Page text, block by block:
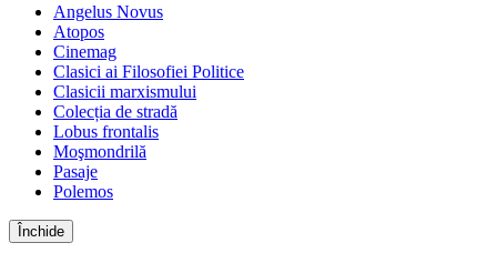
Angelus Novus
Atopos
Cinemag
Clasici ai Filosofiei Politice
Clasicii marxismului
Colecția de stradă
Lobus frontalis
Moşmondrilă
Pasaje
Polemos
Închide